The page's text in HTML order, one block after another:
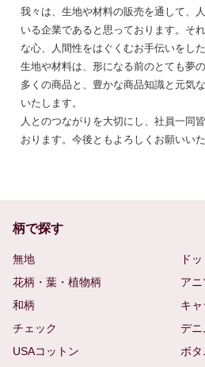
我々は、生地や材料の販売を通して、
いる企業であると思っております。そ
な心、人間性をはぐくむお手伝いをし
生地や材料は、形になる前のとても夢
多くの商品と、豊かな商品知識と元気
いたします。
人とのつながりを大切にし、社員一同
おります。今後ともよろしくお願いいた
柄で探す
無地
ド
花柄・葉・植物柄
ア
和柄
キ
チェック
デニ
USAコットン
ボ